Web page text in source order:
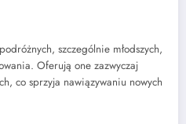
szczególnie młodszych,
Oferują one zazwyczaj
co sprzyja nawiązywaniu nowych